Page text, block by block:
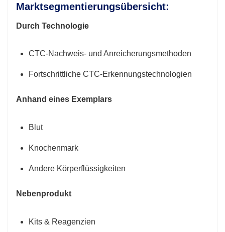
Marktsegmentierungsübersicht:
Durch Technologie
CTC-Nachweis- und Anreicherungsmethoden
Fortschrittliche CTC-Erkennungstechnologien
Anhand eines Exemplars
Blut
Knochenmark
Andere Körperflüssigkeiten
Nebenprodukt
Kits & Reagenzien